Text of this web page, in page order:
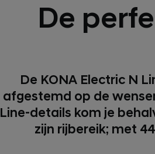
De
De KONA Electric N
afgestemd op de
Line-details kom je
zijn rijbereik; met